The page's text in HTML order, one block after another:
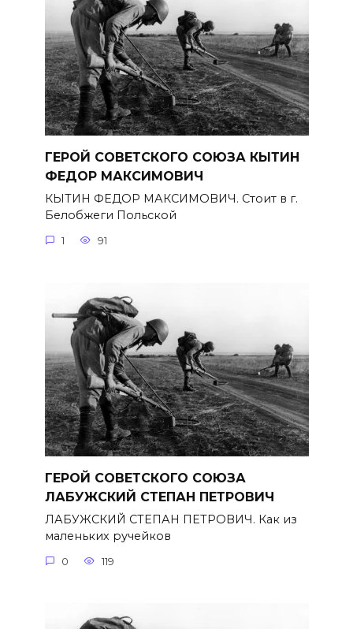
ГЕРОЙ СОВЕТСКОГО СОЮЗА КЫТИН
ФЕДОР МАКСИМОВИЧ
КЫТИН ФЕДОР МАКСИМОВИЧ. Стоит в г.
Белобжеги Польской
1 91
ГЕРОЙ СОВЕТСКОГО СОЮЗА
ЛАБУЖСКИЙ СТЕПАН ПЕТРОВИЧ
ЛАБУЖСКИЙ СТЕПАН ПЕТРОВИЧ. Как из
маленьких ручейков
0 119